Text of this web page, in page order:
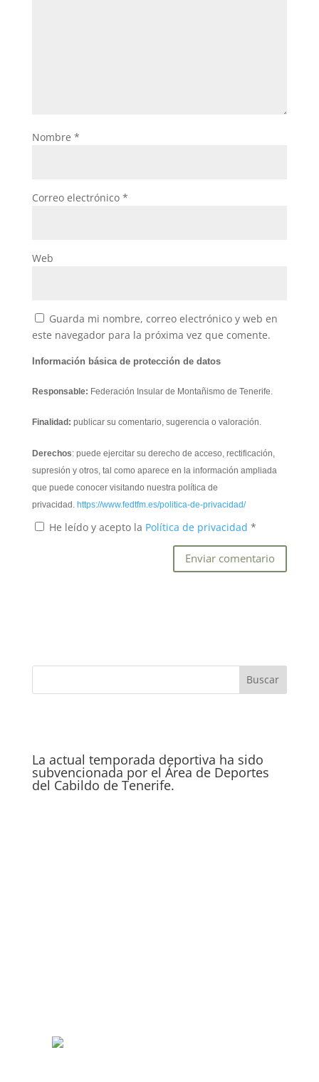
Nombre *
Correo electrónico *
Web
Guarda mi nombre, correo electrónico y web en
este navegador para la próxima vez que comente.
Información básica de protección de datos
Responsable: Federación Insular de Montañismo de Tenerife.
Finalidad: publicar su comentario, sugerencia o valoración.
Derechos: puede ejercitar su derecho de acceso, rectificación,
supresión y otros, tal como aparece en la información ampliada
que puede conocer visitando nuestra política de
privacidad. https://www.fedtfm.es/politica-de-privacidad/
He leído y acepto la Política de privacidad *
La actual temporada deportiva ha sido
subvencionada por el Área de Deportes
del Cabildo de Tenerife.